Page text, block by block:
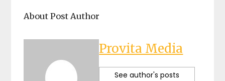
About Post Author
Provita Media
See author's posts